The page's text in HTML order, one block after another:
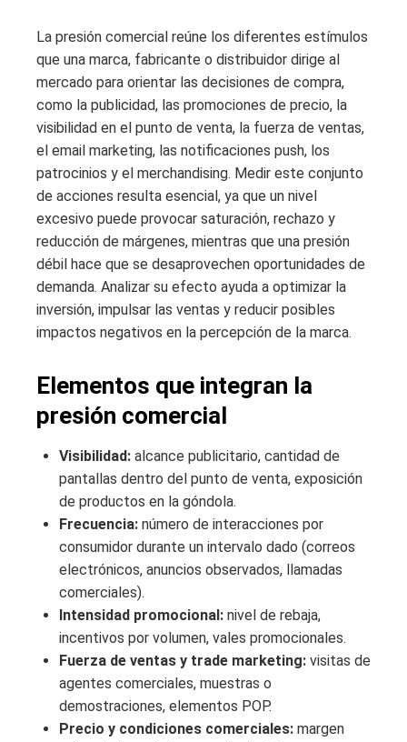
La presión comercial reúne los diferentes estímulos
que una marca, fabricante o distribuidor dirige al
mercado para orientar las decisiones de compra,
como la publicidad, las promociones de precio, la
visibilidad en el punto de venta, la fuerza de ventas,
el email marketing, las notificaciones push, los
patrocinios y el merchandising. Medir este conjunto
de acciones resulta esencial, ya que un nivel
excesivo puede provocar saturación, rechazo y
reducción de márgenes, mientras que una presión
débil hace que se desaprovechen oportunidades de
demanda. Analizar su efecto ayuda a optimizar la
inversión, impulsar las ventas y reducir posibles
impactos negativos en la percepción de la marca.
Elementos que integran la
presión comercial
Visibilidad: alcance publicitario, cantidad de
pantallas dentro del punto de venta, exposición
de productos en la góndola.
Frecuencia: número de interacciones por
consumidor durante un intervalo dado (correos
electrónicos, anuncios observados, llamadas
comerciales).
Intensidad promocional: nivel de rebaja,
incentivos por volumen, vales promocionales.
Fuerza de ventas y trade marketing: visitas de
agentes comerciales, muestras o
demostraciones, elementos POP.
Precio y condiciones comerciales: margen